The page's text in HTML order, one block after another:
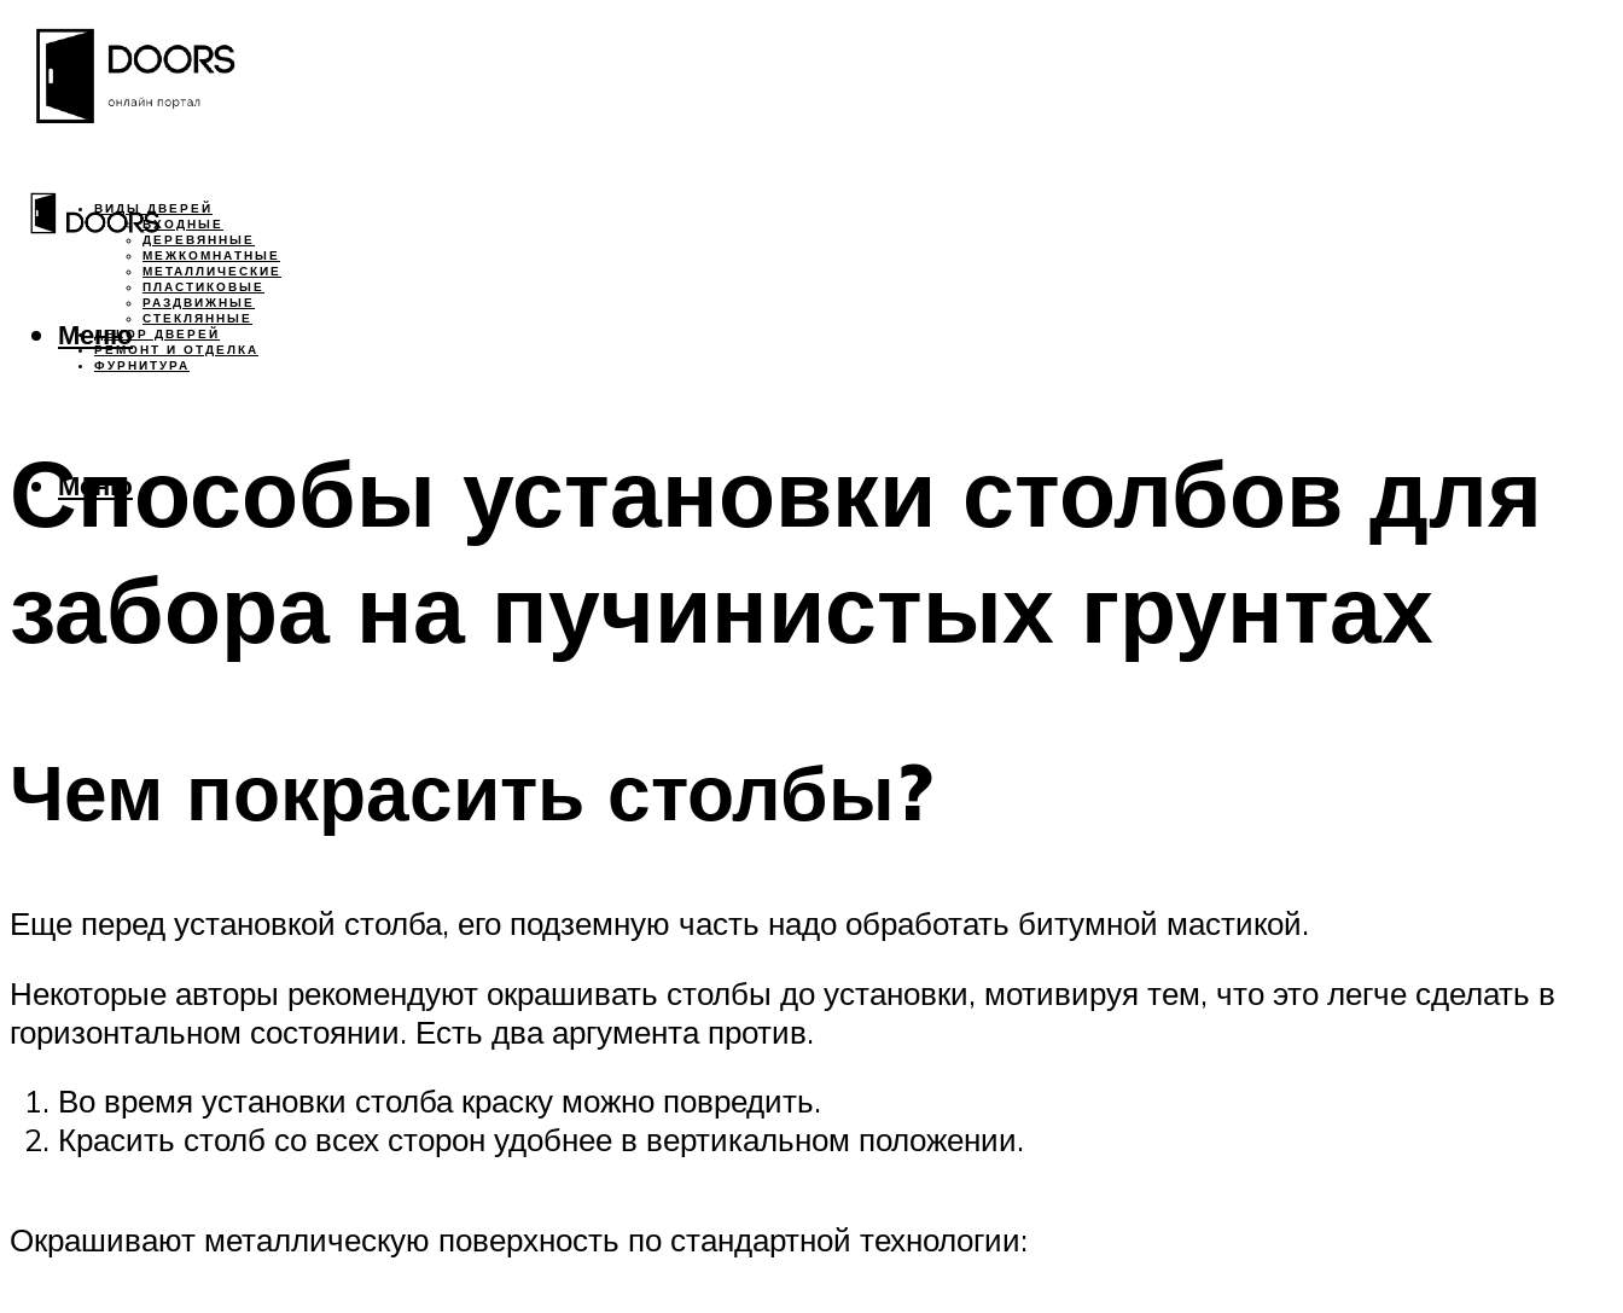
ВИДЫ ДВЕРЕЙ
ВХОДНЫЕ
ДЕРЕВЯННЫЕ
МЕЖКОМНАТНЫЕ
МЕТАЛЛИЧЕСКИЕ
ПЛАСТИКОВЫЕ
РАЗДВИЖНЫЕ
СТЕКЛЯННЫЕ
ДЕКОР ДВЕРЕЙ
РЕМОНТ И ОТДЕЛКА
ФУРНИТУРА
Меню
Меню
Способы установки столбов для
забора на пучинистых грунтах
Чем покрасить столбы?
Еще перед установкой столба, его подземную часть надо обработать битумной мастикой.
Некоторые авторы рекомендуют окрашивать столбы до установки, мотивируя тем, что это легче сделать в
горизонтальном состоянии. Есть два аргумента против.
Во время установки столба краску можно повредить.
Красить столб со всех сторон удобнее в вертикальном положении.
Окрашивают металлическую поверхность по стандартной технологии: